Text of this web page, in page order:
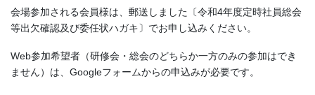
会場参加される会員様は、郵送しました〔令和4年度定時社員総会
等出欠確認及び委任状ハガキ〕でお申し込みください。
Web参加希望者（研修会・総会のどちらか一方のみの参加はでき
ません）は、Googleフォームからの申込みが必要です。